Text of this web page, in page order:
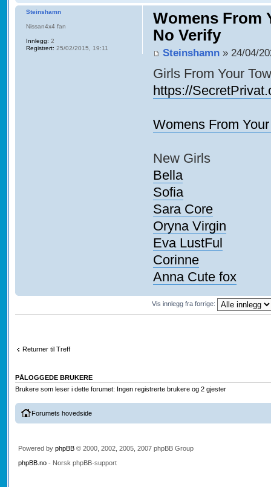
Womens From
No Verify
Steinshamn » 24/04/
Girls From Your
https://
Womens From
New Girls
Bella
Sofia
Sara Core
Oryna Virgin
Eva LustFul
Corinne
Anna Cute fox
Steinshamn
Nissan4x4 fan
Innlegg: 2
Registrert: 25/02/2015, 19:11
Vis innlegg fra forrige:
Returner til Treff
PÅLOGGEDE BRUKERE
Brukere som leser i dette forumet: Ingen registrerte brukere og 2 gjester
Forumets hovedside
Powered by phpBB© 2000, 2002, 2005, 2007 phpBB Group
phpBB.no- Norsk phpBB-support